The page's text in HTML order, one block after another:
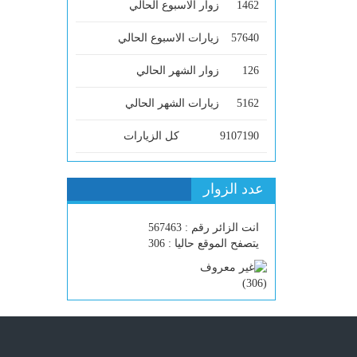
1462 زوار الاسبوع الحالي
57640 زيارات الاسبوع الحالي
126 زوار الشهر الحالي
5162 زيارات الشهر الحالي
9107190 كل الزيارات
عدد الزوار
انت الزائر رقم : 567463
يتصفح الموقع حاليا : 306
(
306
)